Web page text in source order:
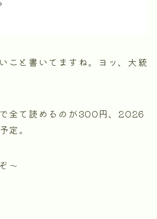
こと書いてますね。ヨッ、大統
全て読めるのが300円、2026
定。
〜